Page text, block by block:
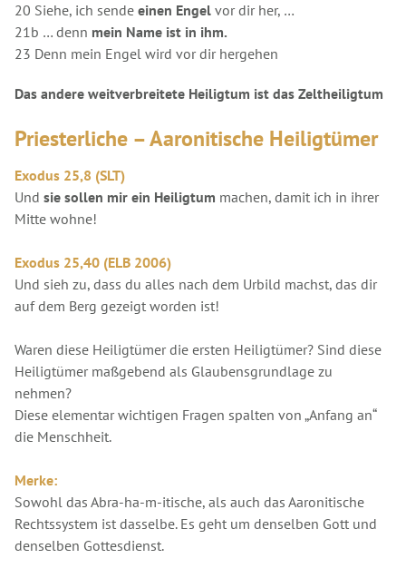
20 Siehe, ich sende einen Engel vor dir her, …
21b … denn mein Name ist in ihm.
23 Denn mein Engel wird vor dir hergehen
Das andere weitverbreitete Heiligtum ist das Zeltheiligtum
Priesterliche – Aaronitische Heiligtümer
Exodus 25,8 (SLT)
Und sie sollen mir ein Heiligtum machen, damit ich in ihrer
Mitte wohne!
Exodus 25,40 (ELB 2006)
Und sieh zu, dass du alles nach dem Urbild machst, das dir
auf dem Berg gezeigt worden ist!
Waren diese Heiligtümer die ersten Heiligtümer? Sind diese
Heiligtümer maßgebend als Glaubensgrundlage zu
nehmen?
Diese elementar wichtigen Fragen spalten von „Anfang an“
die Menschheit.
Merke:
Sowohl das Abra-ha-m-itische, als auch das Aaronitische
Rechtssystem ist dasselbe. Es geht um denselben Gott und
denselben Gottesdienst.